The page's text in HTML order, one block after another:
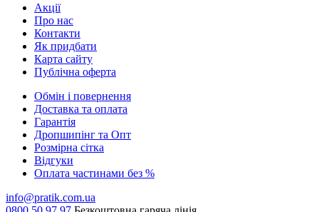
Акції
Про нас
Контакти
Як придбати
Карта сайту
Публiчна оферта
Обмін і повернення
Доставка та оплата
Гарантiя
Дропшипінг та Опт
Розмірна сітка
Відгуки
Оплата частинами без %
info@pratik.com.ua